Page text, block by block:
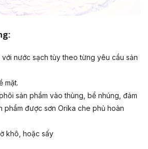
với nước sạch tùy theo từng yêu cầu sản
mặt.
sản phẩm vào thùng, bể nhúng, đảm
phẩm được sơn Orika che phủ hoàn
khô, hoặc sấy